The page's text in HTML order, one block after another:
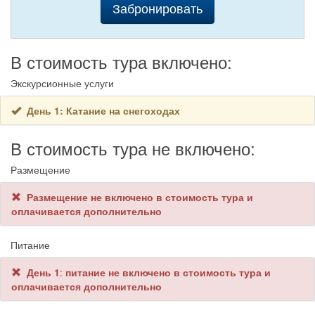
на автомобиле, автобусе или маршрутном такси. Дорога займет около
Забронировать
В стоимость тура включено:
Экскурсионные услуги
День 1: Катание на снегоходах
В стоимость тура не включено:
Размещение
Размещение не включено в стоимость тура и
оплачивается дополнительно
Питание
День 1: питание не включено в стоимость тура и
оплачивается дополнительно